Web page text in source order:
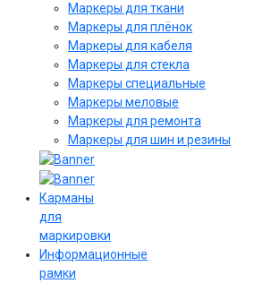
Маркеры для ткани
Маркеры для плёнок
Маркеры для кабеля
Маркеры для стекла
Маркеры специальные
Маркеры меловые
Маркеры для ремонта
Маркеры для шин и резины
Карманы
для
маркировки
Информационные
рамки